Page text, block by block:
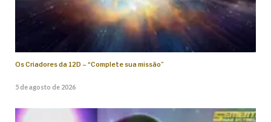
Os Criadores da 12D – “Complete sua missão”
5 de agosto de 2026